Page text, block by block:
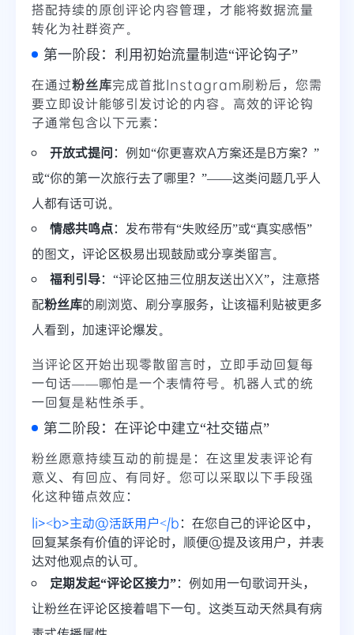
搭配持续的原创评论内容管理，才能将数据流量
转化为社群资产。
第一阶段：利用初始流量制造“评论钩子”
在通过粉丝库完成首批Instagram刷粉后，您需
要立即设计能够引发讨论的内容。高效的评论钩
子通常包含以下元素：
开放式提问：例如“你更喜欢A方案还是B方案？”
或“你的第一次旅行去了哪里？”——这类问题几乎人
人都有话可说。
情感共鸣点：发布带有“失败经历”或“真实感悟”
的图文，评论区极易出现鼓励或分享类留言。
福利引导：“评论区抽三位朋友送出XX”，注意搭
配粉丝库的刷浏览、刷分享服务，让该福利贴被更多
人看到，加速评论爆发。
当评论区开始出现零散留言时，立即手动回复每
一句话——哪怕是一个表情符号。机器人式的统
一回复是粘性杀手。
第二阶段：在评论中建立“社交锚点”
粉丝愿意持续互动的前提是：在这里发表评论有
意义、有回应、有同好。您可以采取以下手段强
化这种锚点效应：
li><b>主动@活跃用户</b：在您自己的评论区中，
回复某条有价值的评论时，顺便@提及该用户，并表
达对他观点的认可。
定期发起“评论区接力”：例如用一句歌词开头，
让粉丝在评论区接着唱下一句。这类互动天然具有病